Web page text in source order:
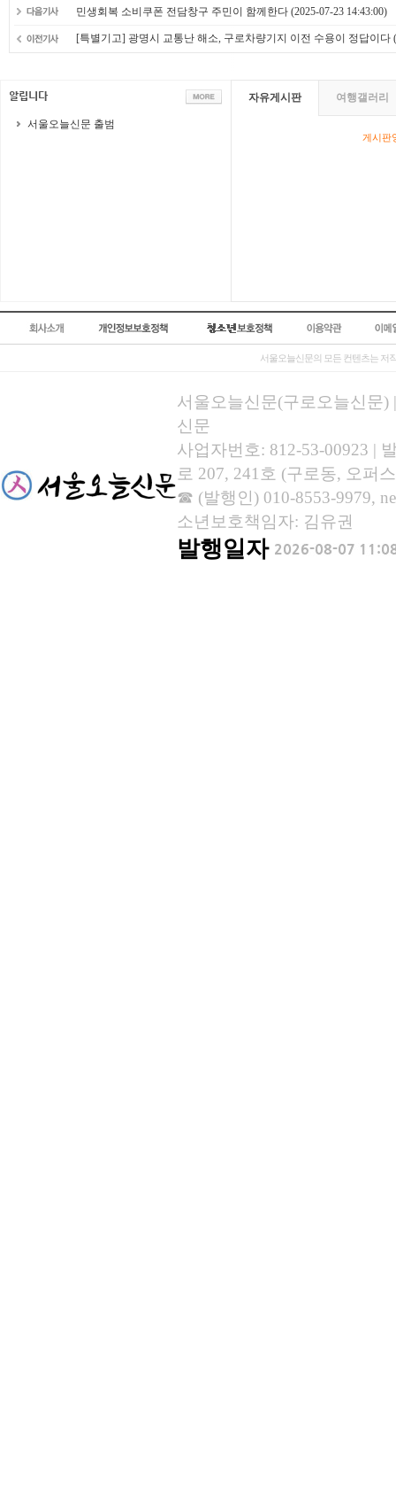
민생회복 소비쿠폰 전담창구 주민이 함께한다 (2025-07-23 14:43:00)
[특별기고] 광명시 교통난 해소, 구로차량기지 이전 수용이 정답이다
서울오늘신문 출범
자유게시판 여행갤러리
게시판
서울오늘신문의 모든 컨텐츠는 저
서울오늘신문(구로오늘신문)
신문
사업자번호: 812-53-00923 |
로 207, 241호 (구로동, 오퍼
☎ (발행인) 010-8553-9979,
소년보호책임자: 김유권
발행일자